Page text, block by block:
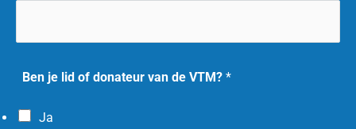
Ben je lid of donateur van de VTM?*
Ja